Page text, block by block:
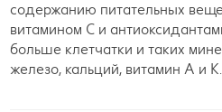
содержанию питательных
витамином С и
больше клетчатки и таких
железо, кальций, витамин А и К.